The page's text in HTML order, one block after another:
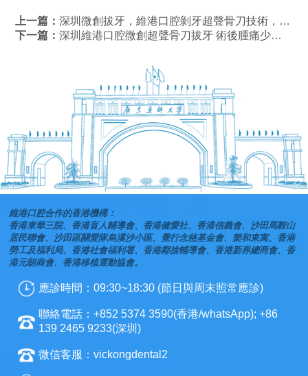
上一篇：深圳微創拔牙，維港口腔剝牙超聲骨刀技術，唔需要再驚剝牙！
下一篇：深圳維港口腔微創超聲骨刀拔牙 術後腫痛少恢復快
維港口腔合作的香港機構：
香港東華三院、香港盲人輔導會、香港健愛社、香港信義會、沙田馬鞍山
居民聯會、沙田區關愛隊烏溪沙小區、覺行念慈基金會、樂和東寓、香港
勞工及福利局、香港社會福利署、香港鄰捨輔導會、香港新界總商會、香
港元朗商會、香港移植運動協會。
應診時間：09:30~18:30 (節日與周末照常應診)
聯絡電話：+852 5374 3590(香港/whatsApp); +86
139 2465 9233(深圳)
微信客服：vickongdental2